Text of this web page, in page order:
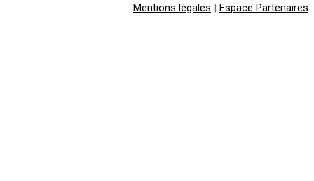
Mentions légales | Espace Partenaires